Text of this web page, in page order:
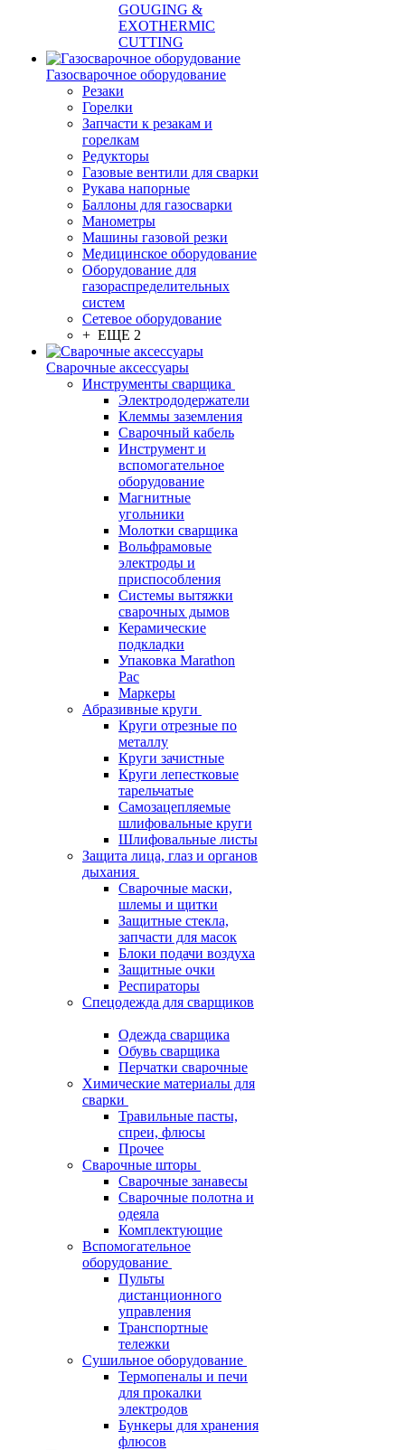
GOUGING &
EXOTHERMIC
CUTTING
Газосварочное оборудование
Резаки
Горелки
Запчасти к резакам и
горелкам
Редукторы
Газовые вентили для сварки
Рукава напорные
Баллоны для газосварки
Манометры
Машины газовой резки
Медицинское оборудование
Оборудование для
газораспределительных
систем
Сетевое оборудование
+ ЕЩЕ 2
Сварочные аксессуары
Инструменты сварщика
Электрододержатели
Клеммы заземления
Сварочный кабель
Инструмент и
вспомогательное
оборудование
Магнитные
угольники
Молотки сварщика
Вольфрамовые
электроды и
приспособления
Системы вытяжки
сварочных дымов
Керамические
подкладки
Упаковка Marathon
Pac
Маркеры
Абразивные круги
Круги отрезные по
металлу
Круги зачистные
Круги лепестковые
тарельчатые
Самозацепляемые
шлифовальные круги
Шлифовальные листы
Защита лица, глаз и органов
дыхания
Сварочные маски,
шлемы и щитки
Защитные стекла,
запчасти для масок
Блоки подачи воздуха
Защитные очки
Респираторы
Спецодежда для сварщиков
Одежда сварщика
Обувь сварщика
Перчатки сварочные
Химические материалы для
сварки
Травильные пасты,
спреи, флюсы
Прочее
Сварочные шторы
Сварочные занавесы
Сварочные полотна и
одеяла
Комплектующие
Вспомогательное
оборудование
Пульты
дистанционного
управления
Транспортные
тележки
Сушильное оборудование
Термопеналы и печи
для прокалки
электродов
Бункеры для хранения
флюсов